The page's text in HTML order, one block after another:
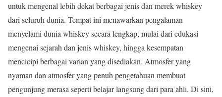
untuk mengenal lebih dekat berbagai jenis dan merek whiskey
dari seluruh dunia. Tempat ini menawarkan pengalaman
menyelami dunia whiskey secara lengkap, mulai dari edukasi
mengenai sejarah dan jenis whiskey, hingga kesempatan
mencicipi berbagai varian yang disediakan. Atmosfer yang
nyaman dan atmosfer yang penuh pengetahuan membuat
pengunjung merasa seperti belajar langsung dari para ahli. Di sini,